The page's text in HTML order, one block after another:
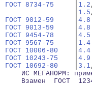
ГОСТ 8734-75
1.2
1.5
ГОСТ 9012-59
4.8
ГОСТ 9013-59
4.8
ГОСТ 9454-78
4.5
ГОСТ 9567-75
1.4
ГОСТ 10006-80
4.4
ГОСТ 10243-75
4.9
ГОСТ 10692-80
3.1
ИС МЕГАНОРМ:
Взамен  ГОСТ